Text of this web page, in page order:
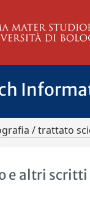
/ trattato
e altri